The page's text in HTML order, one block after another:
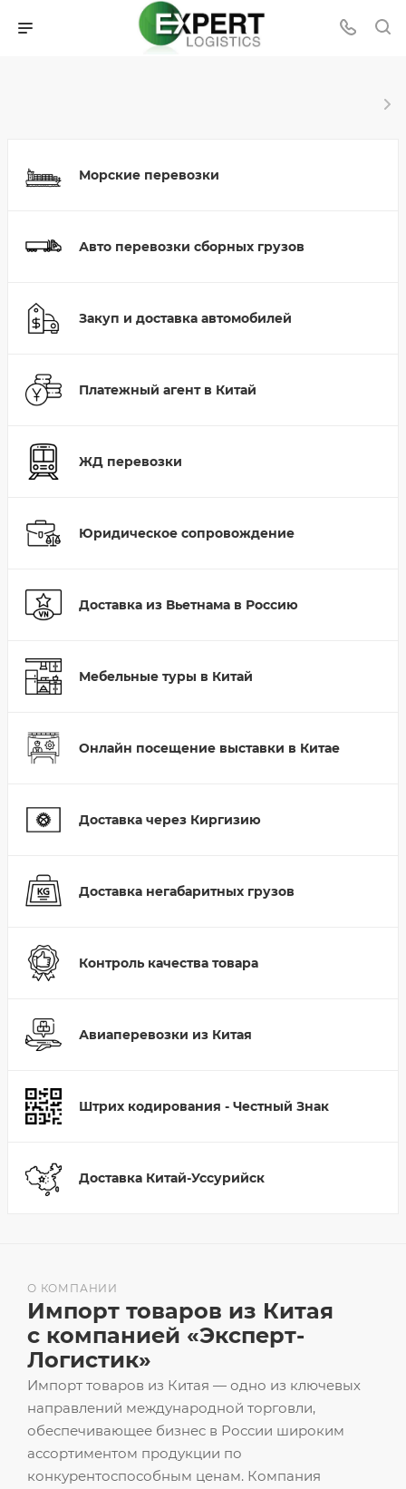
Морские перевозки
Авто перевозки сборных грузов
Закуп и доставка автомобилей
Платежный агент в Китай
ЖД перевозки
Юридическое сопровождение
Доставка из Вьетнама в Россию
Мебельные туры в Китай
Онлайн посещение выставки в Китае
Доставка через Киргизию
Доставка негабаритных грузов
Контроль качества товара
Авиаперевозки из Китая
Штрих кодирования - Честный Знак
Доставка Китай-Уссурийск
Импорт товаров из Китая — одно из ключевых
направлений международной торговли,
обеспечивающее бизнес в России широким
ассортиментом продукции по
конкурентоспособным ценам. Компания
О КОМПАНИИ
Импорт товаров из Китая
с компанией «Эксперт-
Логистик»